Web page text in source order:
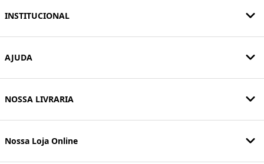
INSTITUCIONAL
AJUDA
NOSSA LIVRARIA
Nossa Loja Online